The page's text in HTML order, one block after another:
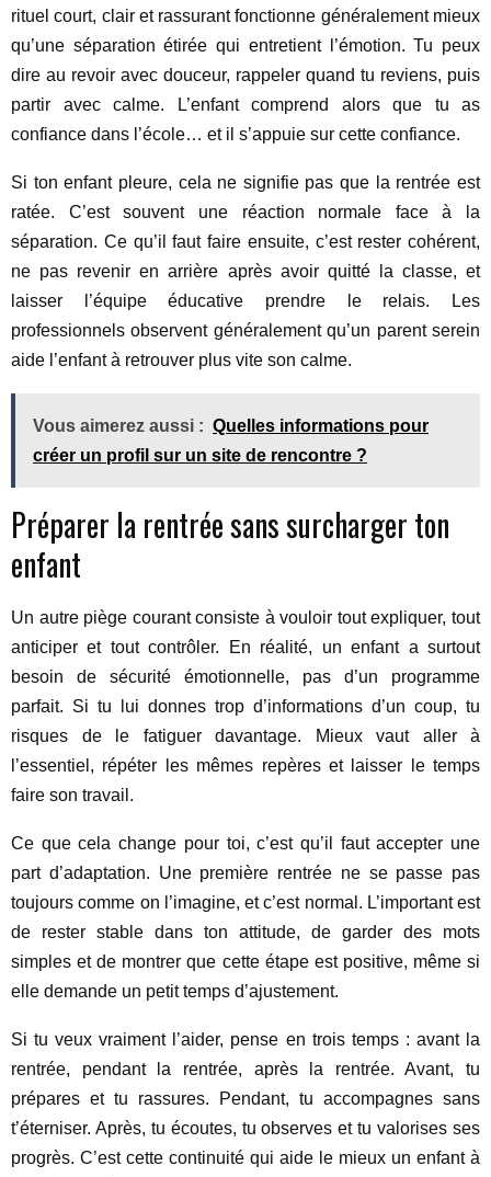
rituel court, clair et rassurant fonctionne généralement mieux
qu’une séparation étirée qui entretient l’émotion. Tu peux
dire au revoir avec douceur, rappeler quand tu reviens, puis
partir avec calme. L’enfant comprend alors que tu as
confiance dans l’école… et il s’appuie sur cette confiance.
Si ton enfant pleure, cela ne signifie pas que la rentrée est
ratée. C’est souvent une réaction normale face à la
séparation. Ce qu’il faut faire ensuite, c’est rester cohérent,
ne pas revenir en arrière après avoir quitté la classe, et
laisser l’équipe éducative prendre le relais. Les
professionnels observent généralement qu’un parent serein
aide l’enfant à retrouver plus vite son calme.
Vous aimerez aussi : Quelles informations pour
créer un profil sur un site de rencontre ?
Préparer la rentrée sans surcharger ton
enfant
Un autre piège courant consiste à vouloir tout expliquer, tout
anticiper et tout contrôler. En réalité, un enfant a surtout
besoin de sécurité émotionnelle, pas d’un programme
parfait. Si tu lui donnes trop d’informations d’un coup, tu
risques de le fatiguer davantage. Mieux vaut aller à
l’essentiel, répéter les mêmes repères et laisser le temps
faire son travail.
Ce que cela change pour toi, c’est qu’il faut accepter une
part d’adaptation. Une première rentrée ne se passe pas
toujours comme on l’imagine, et c’est normal. L’important est
de rester stable dans ton attitude, de garder des mots
simples et de montrer que cette étape est positive, même si
elle demande un petit temps d’ajustement.
Si tu veux vraiment l’aider, pense en trois temps : avant la
rentrée, pendant la rentrée, après la rentrée. Avant, tu
prépares et tu rassures. Pendant, tu accompagnes sans
t’éterniser. Après, tu écoutes, tu observes et tu valorises ses
progrès. C’est cette continuité qui aide le mieux un enfant à